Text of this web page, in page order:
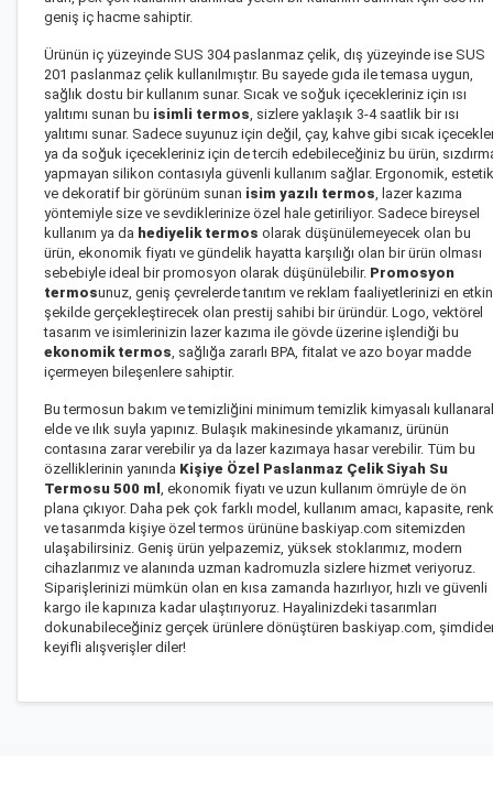
geniş iç hacme sahiptir.
Ürünün iç yüzeyinde SUS 304 paslanmaz çelik, dış yüzeyinde ise SUS
201 paslanmaz çelik kullanılmıştır. Bu sayede gıda ile temasa uygun,
sağlık dostu bir kullanım sunar. Sıcak ve soğuk içecekleriniz için ısı
yalıtımı sunan bu isimli termos , sizlere yaklaşık 3-4 saatlik bir ısı
yalıtımı sunar. Sadece suyunuz için değil, çay, kahve gibi sıcak
ya da soğuk içecekleriniz için de tercih edebileceğiniz bu ürün,
yapmayan silikon contasıyla güvenli kullanım sağlar. Ergonomik, estetik
ve dekoratif bir görünüm sunan isim yazılı termos , lazer kazıma
yöntemiyle size ve sevdiklerinize özel hale getiriliyor. Sadece bireysel
kullanım ya da hediyelik termos olarak düşünülemeyecek olan bu
ürün, ekonomik fiyatı ve gündelik hayatta karşılığı olan bir ürün olması
sebebiyle ideal bir promosyon olarak düşünülebilir. Promosyon
termosunuz, geniş çevrelerde tanıtım ve reklam faaliyetlerinizi en etkin
şekilde gerçekleştirecek olan prestij sahibi bir üründür. Logo, vektörel
tasarım ve isimlerinizin lazer kazıma ile gövde üzerine işlendiği bu
ekonomik termos , sağlığa zararlı BPA, fitalat ve azo boyar madde
içermeyen bileşenlere sahiptir.
Bu termosun bakım ve temizliğini minimum temizlik kimyasalı
elde ve ılık suyla yapınız. Bulaşık makinesinde yıkamanız, ürünün
contasına zarar verebilir ya da lazer kazımaya hasar verebilir. Tüm bu
özelliklerinin yanında Kişiye Özel Paslanmaz Çelik Siyah Su
Termosu 500 ml , ekonomik fiyatı ve uzun kullanım ömrüyle de ön
plana çıkıyor. Daha pek çok farklı model, kullanım amacı, kapasite, renk
ve tasarımda kişiye özel termos ürününe baskiyap.com sitemizden
ulaşabilirsiniz. Geniş ürün yelpazemiz, yüksek stoklarımız, modern
cihazlarımız ve alanında uzman kadromuzla sizlere hizmet veriyoruz.
Siparişlerinizi mümkün olan en kısa zamanda hazırlıyor, hızlı ve güvenli
kargo ile kapınıza kadar ulaştırıyoruz. Hayalinizdeki tasarımları
dokunabileceğiniz gerçek ürünlere dönüştüren baskiyap.com,
keyifli alışverişler diler!